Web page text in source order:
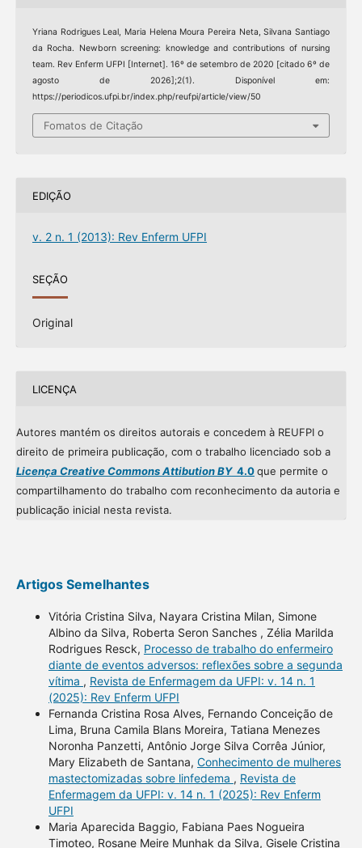
Yriana Rodrigues Leal, Maria Helena Moura Pereira Neta, Silvana Santiago
da Rocha. Newborn screening: knowledge and contributions of nursing
team. Rev Enferm UFPI [Internet]. 16º de setembro de 2020 [citado 6º de
agosto de 2026];2(1). Disponível em:
https://periodicos.ufpi.br/index.php/reufpi/article/view/50
Fomatos de Citação
EDIÇÃO
v. 2 n. 1 (2013): Rev Enferm UFPI
SEÇÃO
Original
LICENÇA
Autores mantém os direitos autorais e concedem à REUFPI o
direito de primeira publicação, com o trabalho licenciado sob a
Licença Creative Commons Attibution BY4.0que permite o
compartilhamento do trabalho com reconhecimento da autoria e
publicação inicial nesta revista.
Artigos Semelhantes
Vitória Cristina Silva, Nayara Cristina Milan, Simone
Albino da Silva, Roberta Seron Sanches , Zélia Marilda
Rodrigues Resck, Processo de trabalho do enfermeiro
diante de eventos adversos: reflexões sobre a segunda
vítima , Revista de Enfermagem da UFPI: v. 14 n. 1
(2025): Rev Enferm UFPI
Fernanda Cristina Rosa Alves, Fernando Conceição de
Lima, Bruna Camila Blans Moreira, Tatiana Menezes
Noronha Panzetti, Antônio Jorge Silva Corrêa Júnior,
Mary Elizabeth de Santana, Conhecimento de mulheres
mastectomizadas sobre linfedema , Revista de
Enfermagem da UFPI: v. 14 n. 1 (2025): Rev Enferm
UFPI
Maria Aparecida Baggio, Fabiana Paes Nogueira
Timoteo, Rosane Meire Munhak da Silva, Gisele Cristina